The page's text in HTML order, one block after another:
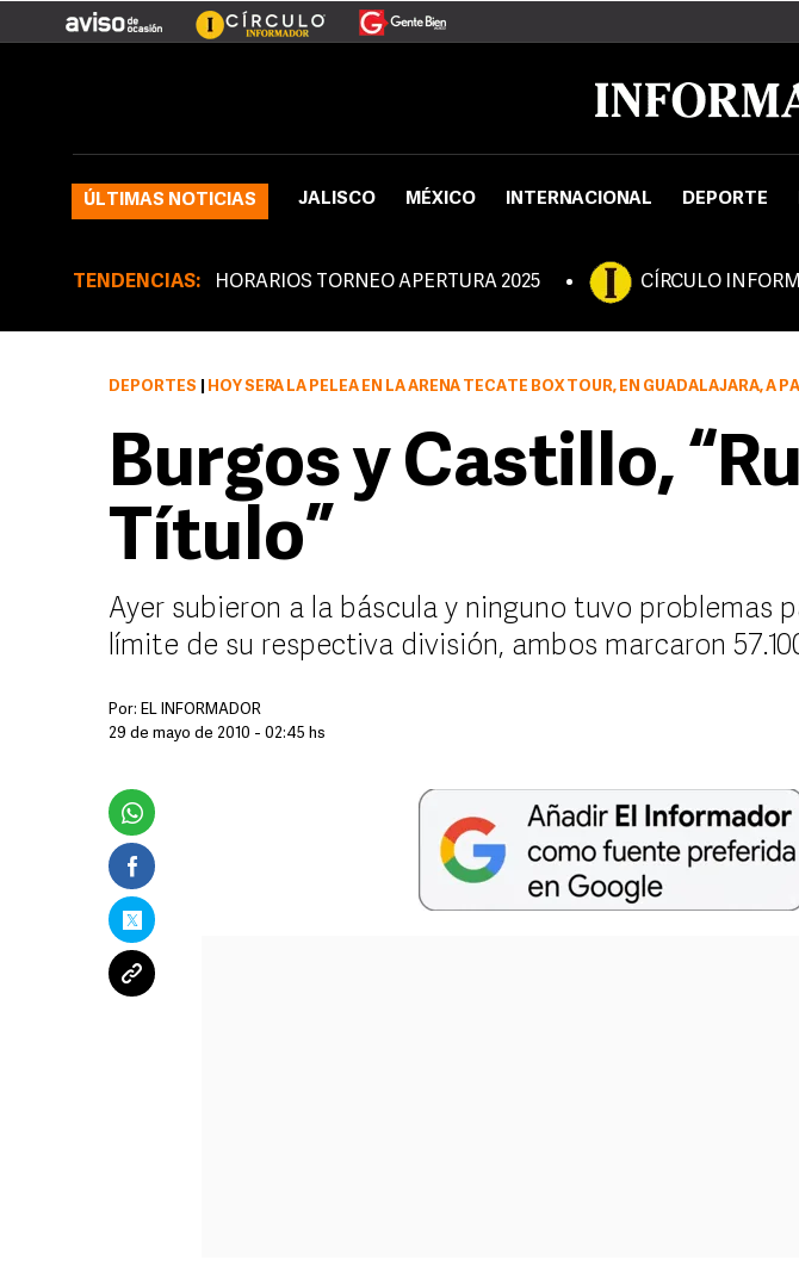
ÚLTIMAS NOTICIAS JALISCO MÉXICO INTERNACIONAL DEPORTE
TENDENCIAS: HORARIOS TORNEO APERTURA 2025 CÍRCULO
DEPORTES HOY SERÁ LA PELEA EN LA ARENA TECATE BOX TOUR, EN GUADALAJARA, A PARTIR DE LAS 18:30
Burgos y Castillo,
Título”
Ayer subieron a la báscula y ninguno tuvo problemas
límite de su respectiva división, ambos marcaron
Por: EL INFORMADOR
29 de mayo de 2010 - 02:45 hs